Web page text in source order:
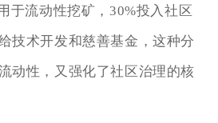
于流动性挖矿，30%投入社区
技术开发和慈善基金，这种分
动性，又强化了社区治理的核